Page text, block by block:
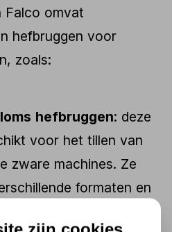
Falco omvat
hefbruggen voor
zoals:
hefbruggen: deze
voor het tillen van
zware machines. Ze
formaten en